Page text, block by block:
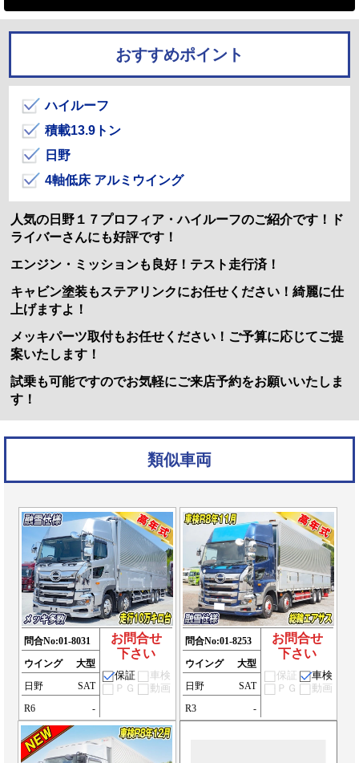
おすすめポイント
ハイルーフ
積載13.9トン
日野
4軸低床 アルミウイング
人気の日野１７プロフィア・ハイルーフのご紹介です！ド
ライバーさんにも好評です！
エンジン・ミッションも良好！テスト走行済！
キャビン塗装もステアリンクにお任せください！綺麗に仕
上げますよ！
メッキパーツ取付もお任せください！ご予算に応じてご提
案いたします！
試乗も可能ですのでお気軽にご来店予約をお願いいたしま
す！
類似車両
問合No:01-8031
ウイング
大型
日野
SAT
R6
-
お問合せ
下さい
保証
車検
ＰＧ
動画
問合No:01-8253
ウイング
大型
日野
SAT
R3
-
お問合せ
下さい
保証
車検
ＰＧ
動画